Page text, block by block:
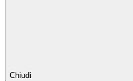
Chiudi